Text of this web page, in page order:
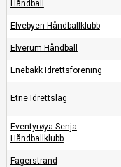
Håndball
Elvebyen Håndballklubb
Elverum Håndball
Enebakk Idrettsforening
Etne Idrettslag
Eventyrøya Senja
Håndballklubb
Fagerstrand